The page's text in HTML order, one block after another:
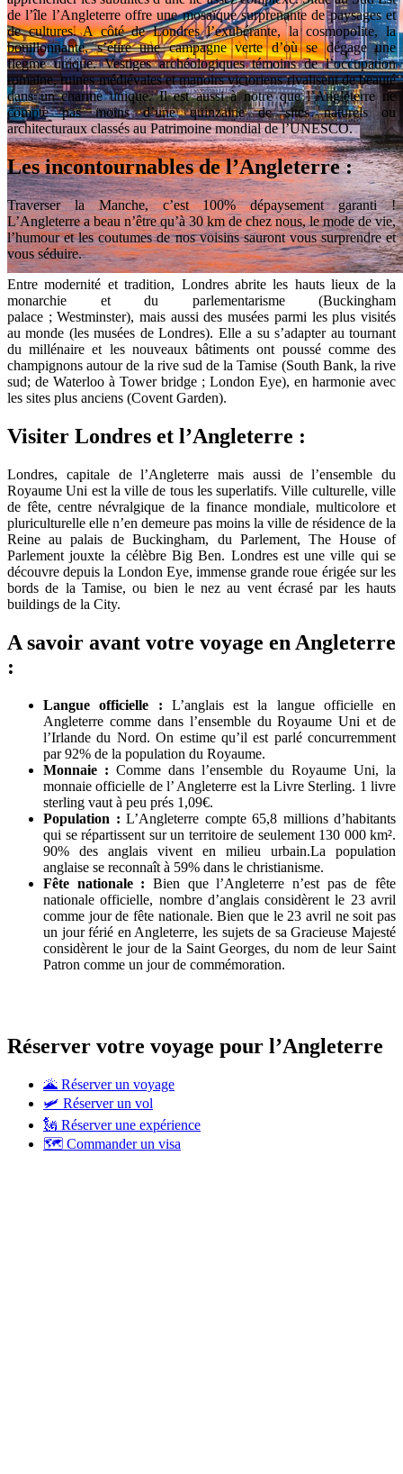
Voyager en Angleterre que voir
et que faire ?
Notre guide de voyage pour la destination
de l'Angleterre
de l’île l’Angleterre offre une mosaïque surprenante de paysages et
de cultures. A côté de Londres l’exubérante, la cosmopolite, la
bouillonnante, s’étire une campagne verte d’où se dégage une
flegme unique. Vestiges archéologiques témoins de l’occupation
romaine, ruines médiévales et manoirs victoriens rivalisent de beauté
dans un charme unique. Il est aussi à notre que l’Angleterre ne
compte pas moins d’une quinzaine de sites naturels ou
architecturaux classés au Patrimoine mondial de l’UNESCO.
Les incontournables de l’Angleterre :
Traverser la Manche, c’est 100% dépaysement garanti !
L’Angleterre a beau n’être qu’à 30 km de chez nous, le mode de vie,
l’humour et les coutumes de nos voisins sauront vous surprendre et
vous séduire.
Entre modernité et tradition, Londres abrite les hauts lieux de la
monarchie et du parlementarisme (Buckingham
palace ; Westminster), mais aussi des musées parmi les plus visités
au monde (les musées de Londres). Elle a su s’adapter au tournant
du millénaire et les nouveaux bâtiments ont poussé comme des
champignons autour de la rive sud de la Tamise (South Bank, la rive
sud; de Waterloo à Tower bridge ; London Eye), en harmonie avec
les sites plus anciens (Covent Garden).
Visiter Londres et l’Angleterre :
Londres, capitale de l’Angleterre mais aussi de l’ensemble du
Royaume Uni est la ville de tous les superlatifs. Ville culturelle, ville
de fête, centre névralgique de la finance mondiale, multicolore et
pluriculturelle elle n’en demeure pas moins la ville de résidence de la
Reine au palais de Buckingham, du Parlement, The House of
Parlement jouxte la célèbre Big Ben. Londres est une ville qui se
découvre depuis la London Eye, immense grande roue érigée sur les
bords de la Tamise, ou bien le nez au vent écrasé par les hauts
buildings de la City.
A savoir avant votre voyage en Angleterre
:
Langue officielle : L’anglais est la langue officielle en
Angleterre comme dans l’ensemble du Royaume Uni et de
l’Irlande du Nord. On estime qu’il est parlé concurremment
par 92% de la population du Royaume.
Monnaie : Comme dans l’ensemble du Royaume Uni, la
monnaie officielle de l’ Angleterre est la Livre Sterling. 1 livre
sterling vaut à peu prés 1,09€.
Population : L’Angleterre compte 65,8 millions d’habitants
qui se répartissent sur un territoire de seulement 130 000 km².
90% des anglais vivent en milieu urbain.La population
anglaise se reconnaît à 59% dans le christianisme.
Fête nationale : Bien que l’Angleterre n’est pas de fête
nationale officielle, nombre d’anglais considèrent le 23 avril
comme jour de fête nationale. Bien que le 23 avril ne soit pas
un jour férié en Angleterre, les sujets de sa Gracieuse Majesté
considèrent le jour de la Saint Georges, du nom de leur Saint
Patron comme un jour de commémoration.
Réserver votre voyage pour l’Angleterre
🌋 Réserver un voyage
🛩 Réserver un vol
🗽 Réserver une expérience
🗺 Commander un visa